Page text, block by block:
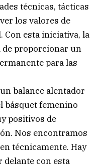
técnicas, tácticas
los valores de
Con esta iniciativa, la
de proporcionar un
para las
balance alentador
básquet femenino
positivos de
Nos encontramos
técnicamente. Hay
delante con esta